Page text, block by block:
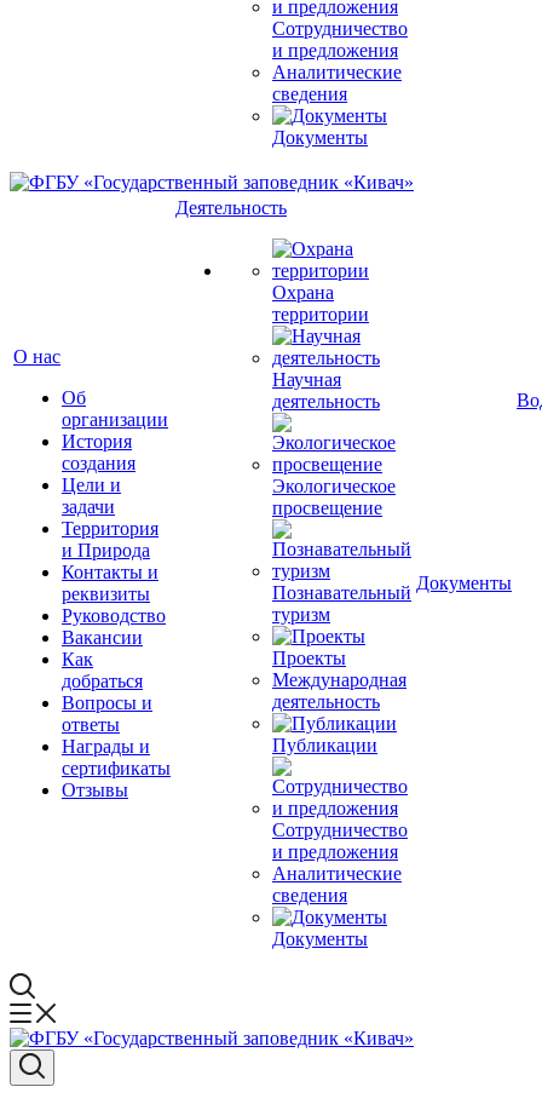
Сотрудничество
и предложения
Аналитические
сведения
Документы
О нас
Об
организации
История
создания
Цели и
задачи
Территория
и Природа
Контакты и
реквизиты
Руководство
Вакансии
Как
добраться
Вопросы и
ответы
Награды и
сертификаты
Отзывы
Деятельность
Охрана
территории
Научная
деятельность
Экологическое
просвещение
Познавательный
туризм
Проекты
Международная
деятельность
Публикации
Сотрудничество
и предложения
Аналитические
сведения
Документы
Документы